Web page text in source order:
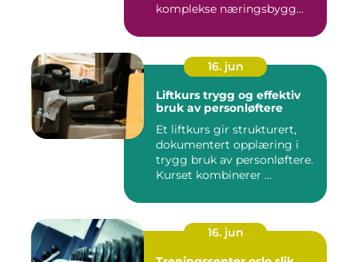
komplekse næringsbygg
16. jun
Liftkurs trygg og effektiv
bruk av personløftere
Et liftkurs gir strukturert,
dokumentert opplæring i
trygg bruk av personløftere.
Kurset kombinerer ...
16. jun